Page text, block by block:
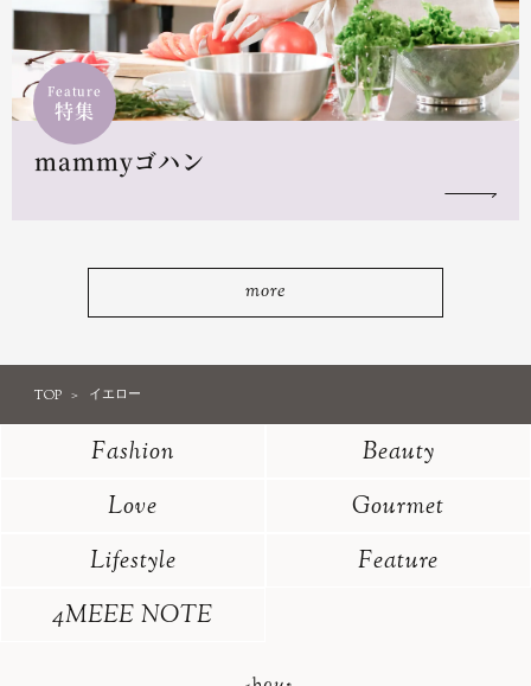
Feature
特集
mammyゴハン
more
TOP イエロー
Fashion
Beauty
Love
Gourmet
Lifestyle
Feature
4MEEE NOTE